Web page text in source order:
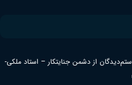
از دشمن جنایتکار – استاد ملکی-